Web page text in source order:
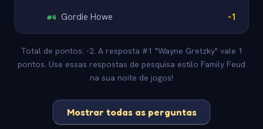
#4 Gordie Howe -1
Total de pontos: -2. A resposta #1 "Wayne Gretzky" vale 1
pontos. Use essas respostas de pesquisa estilo Family Feud
na sua noite de jogos!
Mostrar todas as perguntas